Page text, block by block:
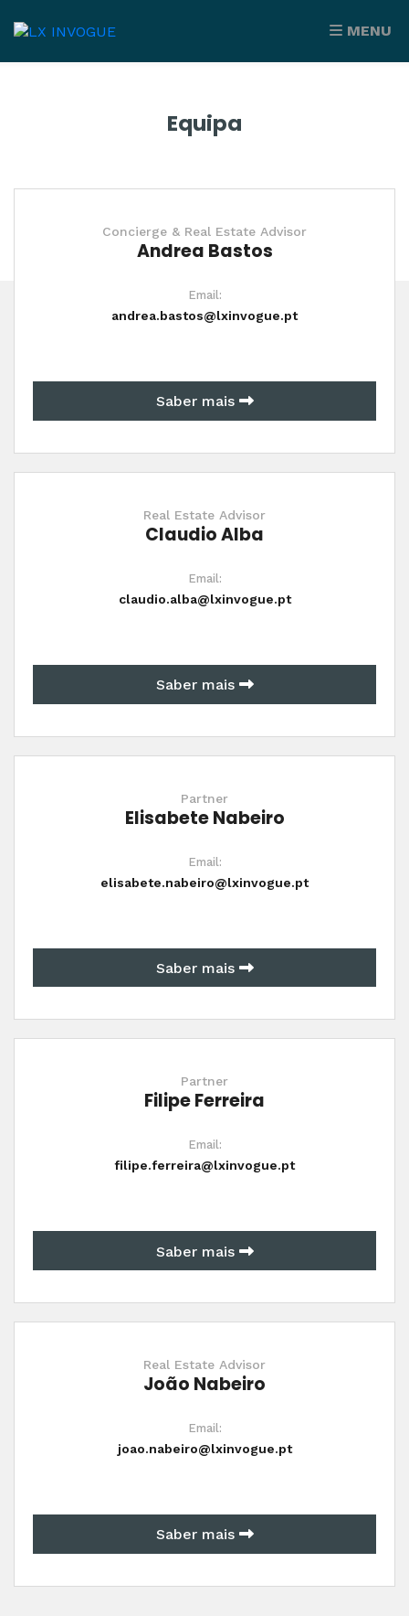
MENU
Equipa
Concierge & Real Estate Advisor
Andrea Bastos
Email:
andrea.bastos@lxinvogue.pt
Saber mais
Real Estate Advisor
Claudio Alba
Email:
claudio.alba@lxinvogue.pt
Saber mais
Partner
Elisabete Nabeiro
Email:
elisabete.nabeiro@lxinvogue.pt
Saber mais
Partner
Filipe Ferreira
Email:
filipe.ferreira@lxinvogue.pt
Saber mais
Real Estate Advisor
João Nabeiro
Email:
joao.nabeiro@lxinvogue.pt
Saber mais